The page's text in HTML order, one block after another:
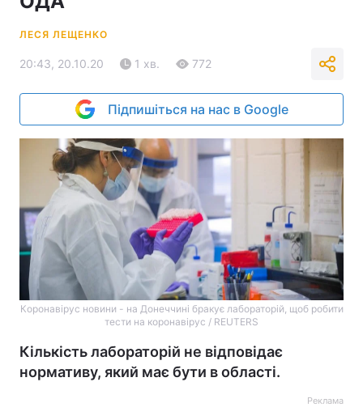
ЛЕСЯ ЛЕЩЕНКО
20:43, 20.10.20 1 хв. 772
Підпишіться на нас в Google
Коронавірус новини - на Донеччині бракує лабораторій, щоб робити
тести на коронавірус / REUTERS
Кількість лабораторій не відповідає
нормативу, який має бути в області.
Реклама